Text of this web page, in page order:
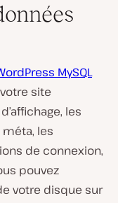
MySQL
site
les
les
de connexion,
pouvez
votre disque sur